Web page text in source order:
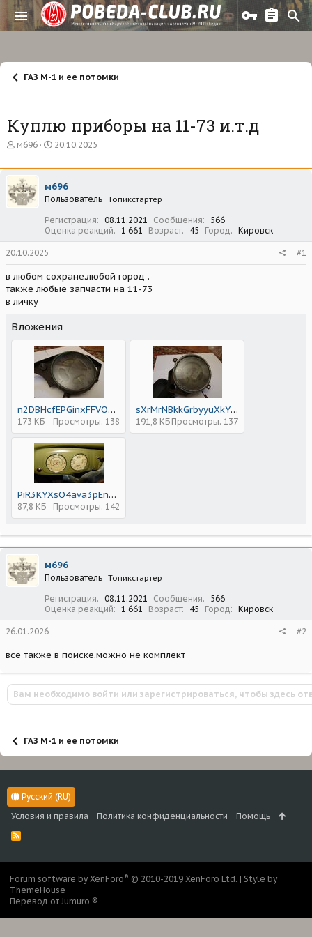
ГАЗ М-1 и ее потомки
Куплю приборы на 11-73 и.т.д
А
т
о
р
т
м696
Д
т
н
а
а
л
а
20.10.2025
м696
Пользователь Топикстартер
Регистрация 08.11.2021 Сообщения
566
Оценка реакций
1 661 Возраст 45 Город Кировск
20.10.2025 #1
в любом сохране.любой город .
также любые запчасти на 11-73
в личку
Вложения
n2DBHcfEPGinxFFVOD_39JEBu0yhldR8Q--EnL18O9O6RDc6yqdba9s9thd4j6zVF9Ua8S_sVbcrhew1FZ1Qm6Ya (1).jpg
173 КБ Просмотры: 138
sXrMrNBkkGrbyyuXkY9QH03VPRlm881oegCcd3iCV1kcn3ojIk9mz8p1CuZPJz45CL-QtWldrjMayvSXw4-_7lMl (1).jpg
191,8 КБ Просмотры: 137
PiR3KYXsO4ava3pEnXBSOUwLIyd1qSJ2t6bmBGQdGgOZBHmX7zg8VsZTQRUpVsWIlBU199M4m7DxM60dC6e0nq9P (1).jpg
87,8 КБ Просмотры: 142
м696
Пользователь Топикстартер
Регистрация 08.11.2021 Сообщения
566
Оценка реакций
1 661 Возраст 45 Город Кировск
26.01.2026 #2
все также в поиске.можно не комплект
Вам необходимо войти или зарегистрироваться, чтобы здесь
ГАЗ М-1 и ее потомки
Русский (RU)
Условия и правила
Политика конфиденциальности Помощь
R
Forum software by XenForo® © 2010-2019 XenForo Ltd. | Style by
ThemeHouse
Перевод от Jumuro ®